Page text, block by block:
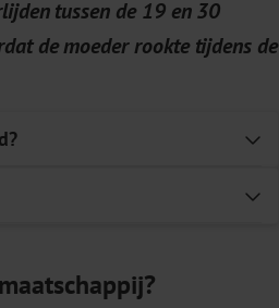
tussen de 19 en 30
de moeder rookte tijdens de
en